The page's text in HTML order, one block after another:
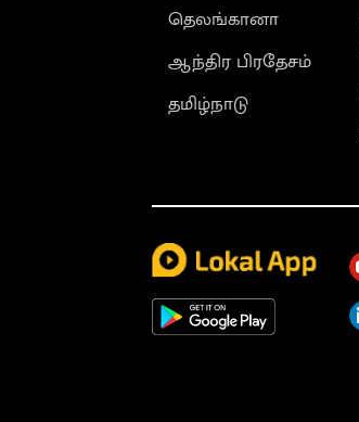
தெலங்கானா
ஆந்திர பிரதேசம்
தமிழ்நாடு